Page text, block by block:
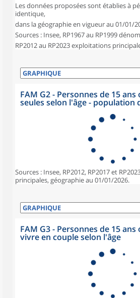
Les données proposées sont établies à
identique,
dans la géographie en vigueur au 01/01/
Sources : Insee, RP1967 au RP1999
RP2012 au RP2023 exploitations
FAM G2 - Personnes de 15
seules selon l'âge - population
Sources : Insee, RP2012, RP2017 et
principales, géographie au 01/01/2026.
FAM G3 - Personnes de 15
vivre en couple selon l'âge